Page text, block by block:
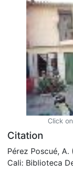
Click
Citation
Pérez Poscué,
Cali: Biblioteca